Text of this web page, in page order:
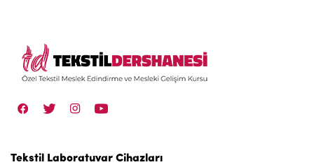
Tekstil Laboratuvar Cihazları